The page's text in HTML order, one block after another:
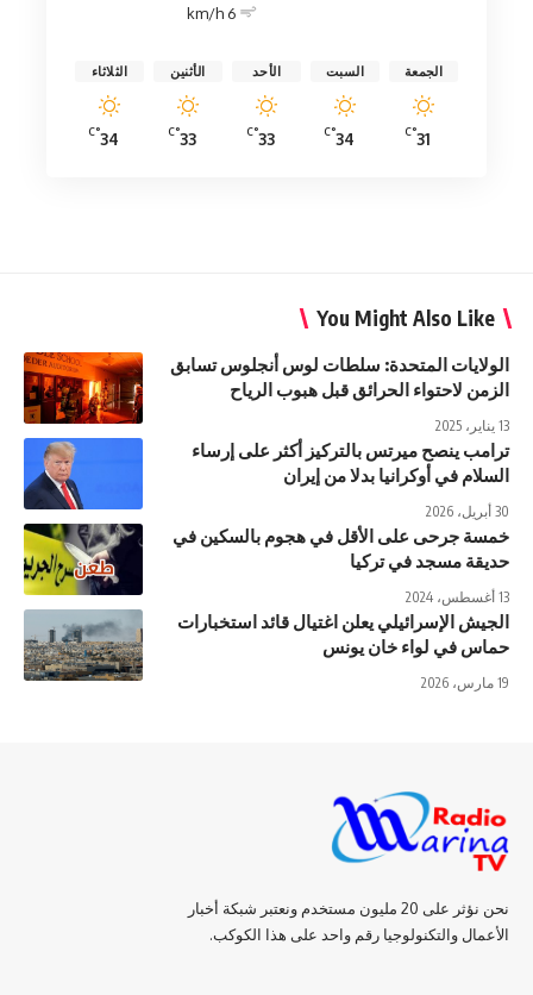
6 km/h
الجمعة
31
°C
السبت
34
°C
الأحد
33
°C
الأثنين
33
°C
الثلاثاء
34
°C
You Might Also Like
الولايات المتحدة: سلطات لوس أنجلوس تسابق
الزمن لاحتواء الحرائق قبل هبوب الرياح
13 يناير، 2025
ترامب ينصح ميرتس بالتركيز أكثر على إرساء
السلام في أوكرانيا بدلا من إيران
30 أبريل، 2026
خمسة جرحى على الأقل في هجوم بالسكين في
حديقة مسجد في تركيا
13 أغسطس، 2024
الجيش الإسرائيلي يعلن اغتيال قائد استخبارات
حماس في لواء خان يونس
19 مارس، 2026
نحن نؤثر على 20 مليون مستخدم ونعتبر شبكة أخبار
الأعمال والتكنولوجيا رقم واحد على هذا الكوكب.